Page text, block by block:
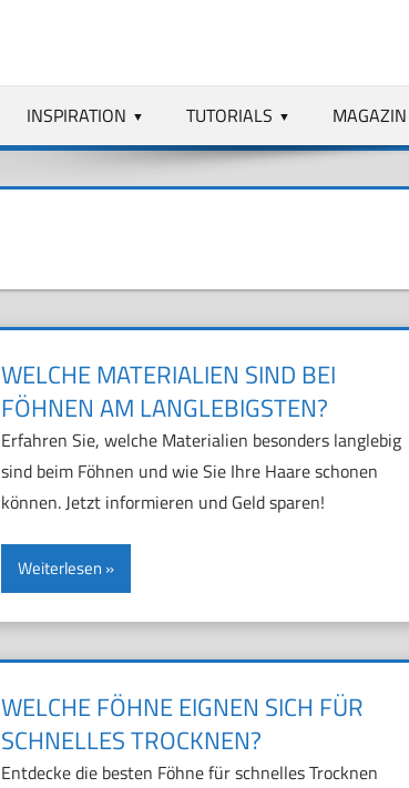
INSPIRATION TUTORIALS MAGAZIN
WELCHE MATERIALIEN SIND BEI
FÖHNEN AM LANGLEBIGSTEN?
Erfahren Sie, welche Materialien besonders langlebig
sind beim Föhnen und wie Sie Ihre Haare schonen
können. Jetzt informieren und Geld sparen!
Weiterlesen
WELCHE FÖHNE EIGNEN SICH FÜR
SCHNELLES TROCKNEN?
Entdecke die besten Föhne für schnelles Trocknen